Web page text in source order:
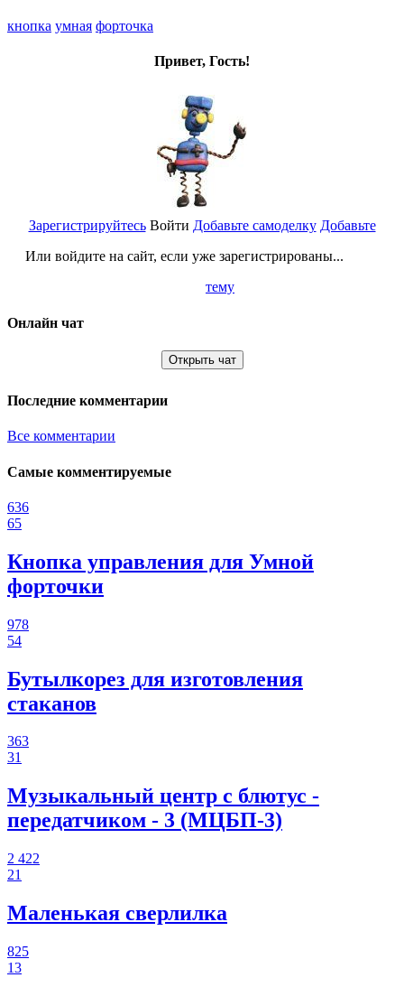
кнопка умная форточка
Привет, Гость!
Зарегистрируйтесь
Или войдите на сайт, если уже зарегистрированы...
Войти Добавьте самоделку Добавьте
тему
Онлайн чат
Открыть чат
Последние комментарии
Все комментарии
Самые комментируемые
636
65
Кнопка управления для Умной
форточки
978
54
Бутылкорез для изготовления
стаканов
363
31
Музыкальный центр с блютус -
передатчиком - 3 (МЦБП-3)
2 422
21
Маленькая сверлилка
825
13